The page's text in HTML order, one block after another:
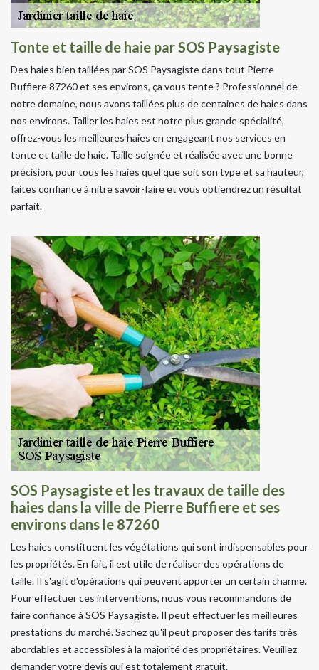
Tonte et taille de haie par SOS Paysagiste
Des haies bien taillées par SOS Paysagiste dans tout Pierre
Buffiere 87260 et ses environs, ça vous tente ? Professionnel de
notre domaine, nous avons taillées plus de centaines de haies dans
nos environs. Tailler les haies est notre plus grande spécialité,
offrez-vous les meilleures haies en engageant nos services en
tonte et taille de haie. Taille soignée et réalisée avec une bonne
précision, pour tous les haies quel que soit son type et sa hauteur,
faites confiance à nitre savoir-faire et vous obtiendrez un résultat
parfait.
SOS Paysagiste et les travaux de taille des
haies dans la ville de Pierre Buffiere et ses
environs dans le 87260
Les haies constituent les végétations qui sont indispensables pour
les propriétés. En fait, il est utile de réaliser des opérations de
taille. Il s'agit d'opérations qui peuvent apporter un certain charme.
Pour effectuer ces interventions, nous vous recommandons de
faire confiance à SOS Paysagiste. Il peut effectuer les meilleures
prestations du marché. Sachez qu'il peut proposer des tarifs très
abordables et accessibles à la majorité des propriétaires. Veuillez
demander votre devis qui est totalement gratuit.